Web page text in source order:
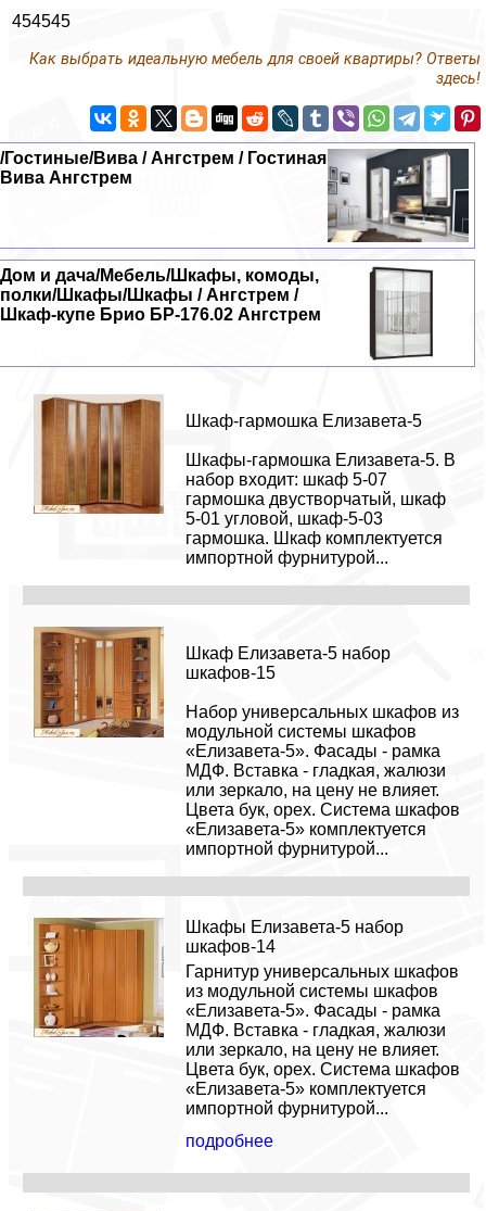
454545
Как выбрать идеальную мебель для своей квартиры? Ответы
здесь!
/Гостиные/Вива / Ангстрем / Гостиная
Вива Ангстрем
Дом и дача/Мебель/Шкафы, комоды,
полки/Шкафы/Шкафы / Ангстрем /
Шкаф-купе Брио БР-176.02 Ангстрем
Шкаф-гармошка Елизавета-5
Шкафы-гармошка Елизавета-5. В
набор входит: шкаф 5-07
гармошка двустворчатый, шкаф
5-01 угловой, шкаф-5-03
гармошка. Шкаф комплектуется
импортной фурнитурой...
Шкаф Елизавета-5 набор
шкафов-15
Набор универсальных шкафов из
модульной системы шкафов
«Елизавета-5». Фасады - рамка
МДФ. Вставка - гладкая, жалюзи
или зеркало, на цену не влияет.
Цвета бук, орех. Система шкафов
«Елизавета-5» комплектуется
импортной фурнитурой...
Шкафы Елизавета-5 набор
шкафов-14
Гарнитур универсальных шкафов
из модульной системы шкафов
«Елизавета-5». Фасады - рамка
МДФ. Вставка - гладкая, жалюзи
или зеркало, на цену не влияет.
Цвета бук, орех. Система шкафов
«Елизавета-5» комплектуется
импортной фурнитурой...
подробнее